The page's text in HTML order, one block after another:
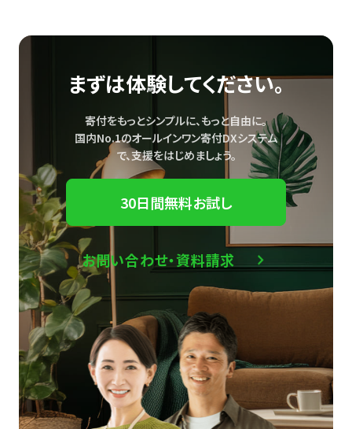
まずは体験してください。
寄付をもっとシンプルに、もっと自由に。
国内No.1のオールインワン寄付DXシステム
で、支援をはじめましょう。
30日間無料お試し
お問い合わせ・資料請求